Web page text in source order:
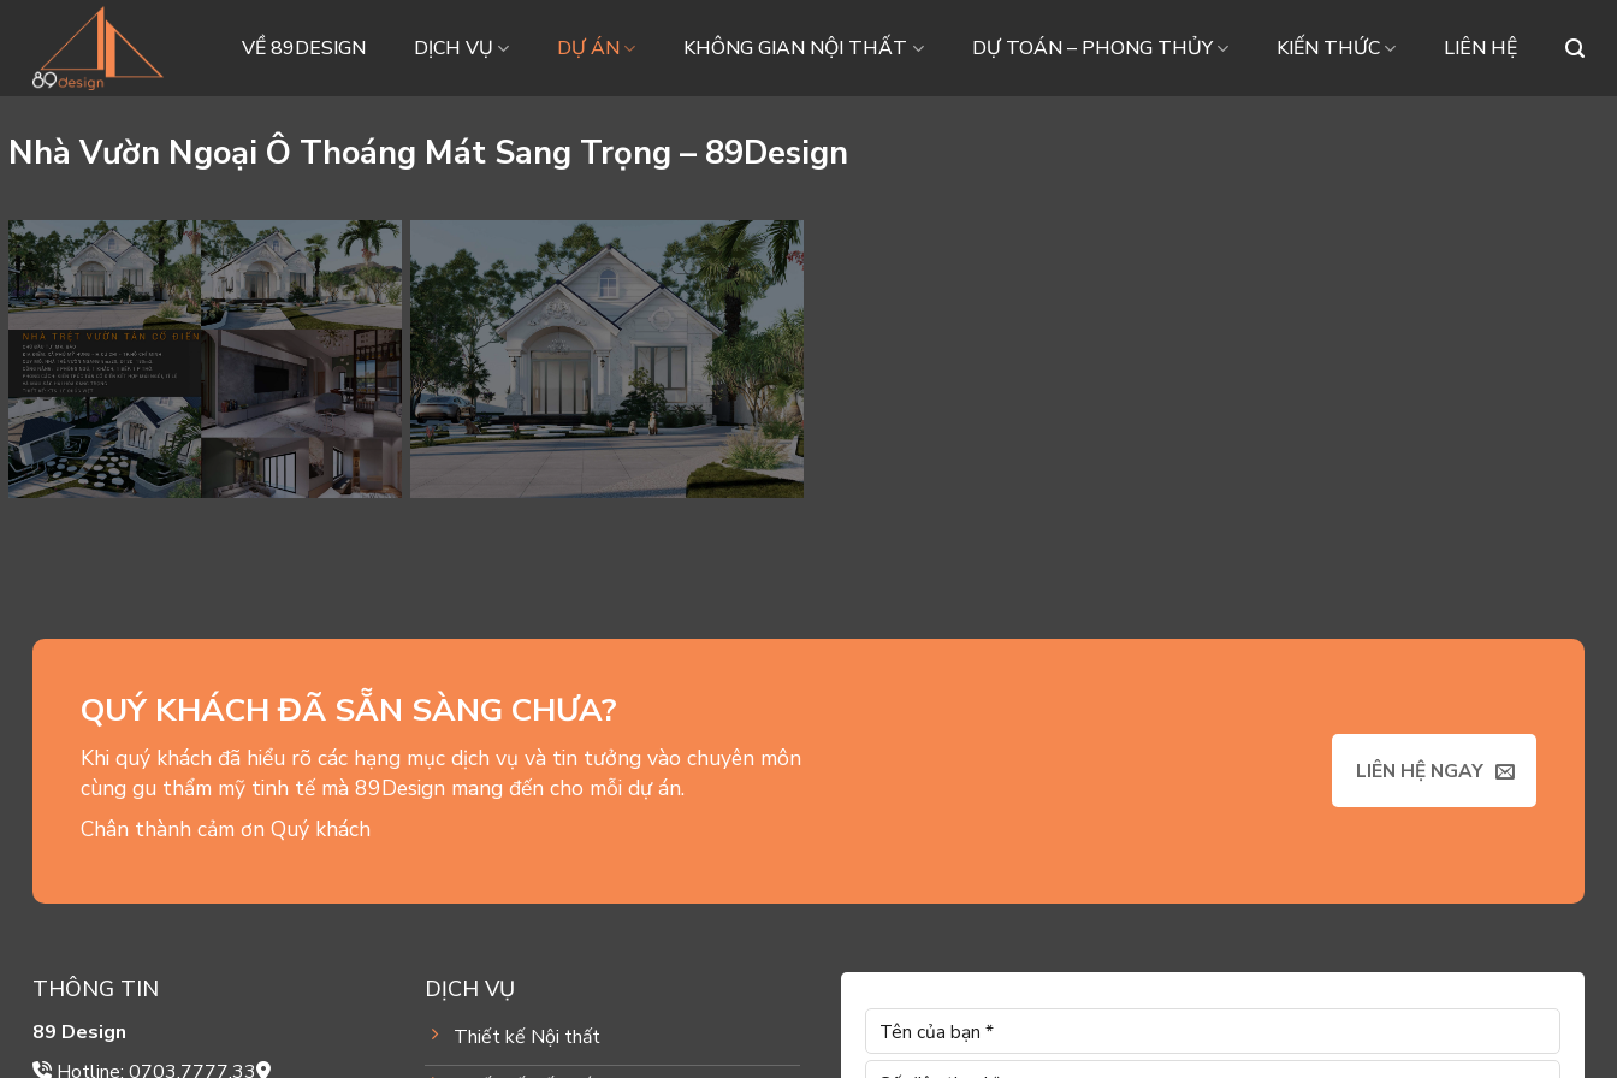
content
VỀ 89DESIGN DỊCH VỤ DỰ ÁN KHÔNG GIAN NỘI THẤT DỰ TOÁN – PHONG THỦY KIẾN THỨC LIÊN HỆ
Nhà Vườn Ngoại Ô Thoáng Mát Sang Trọng – 89Design
QUÝ KHÁCH ĐÃ SẴN SÀNG CHƯA?
Khi quý khách đã hiểu rõ các hạng mục dịch vụ và tin tưởng vào chuyên môn
cùng gu thẩm mỹ tinh tế mà 89Design mang đến cho mỗi dự án.
Chân thành cảm ơn Quý khách
LIÊN HỆ NGAY
THÔNG TIN
89 Design
Hotline: 0703.7777.33
DỊCH VỤ
Thiết kế Nội thất